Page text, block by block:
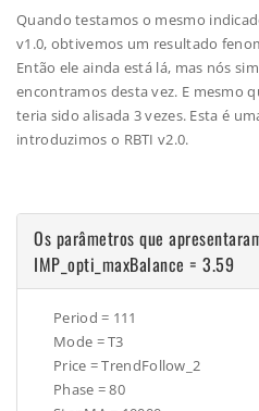
Quando testamos o mesmo
v1.0, obtivemos um resultado
Então ele ainda está lá, mas nós
encontramos desta vez. E mesmo
teria sido alisada 3 vezes. Esta é
introduzimos o RBTI v2.0.
Os parâmetros que
IMP_opti_maxBalance = 3.59
Period = 111
Mode = T3
Price =TrendFollow_2
Phase = 80